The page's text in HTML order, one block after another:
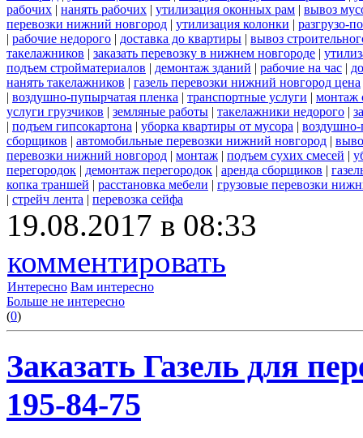
рабочих | нанять рабочих | утилизация оконных рам | вывоз
перевозки нижний новгород | утилизация колонки | разгрузо-
| рабочие недорого | доставка до квартиры | вывоз
такелажников | заказать перевозку в нижнем новгороде |
подъем стройматериалов | демонтаж зданий | рабочие на час |
нанять такелажников | газель перевозки нижний новгород цена
| воздушно-пупырчатая пленка | транспортные услуги | монтаж
услуги грузчиков | земляные работы | такелажники недорого |
| подъем гипсокартона | уборка квартиры от мусора | воздушно-
сборщиков | автомобильные перевозки нижний новгород |
перевозки нижний новгород | монтаж | подъем сухих смесей |
перегородок | демонтаж перегородок | аренда сборщиков |
копка траншей | расстановка мебели | грузовые перевозки
| стрейч лента | перевозка сейфа
19.08.2017 в 08:33
комментировать
Интересно Вам интересно
Больше не интересно
(0)
Заказать Газель для
195-84-75